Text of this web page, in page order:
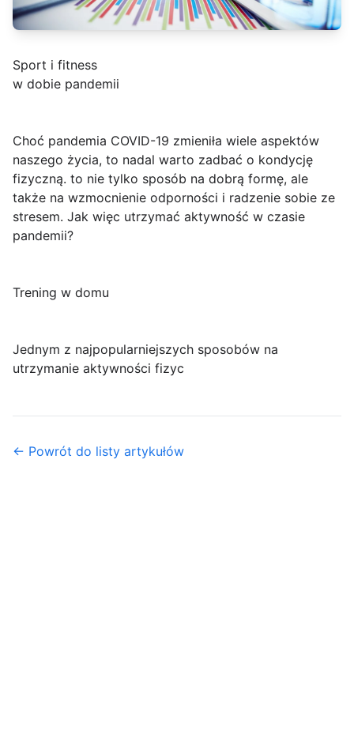
Sport i fitness
w dobie pandemii
Choć pandemia COVID-19 zmieniła wiele aspektów
naszego życia, to nadal warto zadbać o kondycję
fizyczną. to nie tylko sposób na dobrą formę, ale
także na wzmocnienie odporności i radzenie sobie ze
stresem. Jak więc utrzymać aktywność w czasie
pandemii?
Trening w domu
Jednym z najpopularniejszych sposobów na
utrzymanie aktywności fizyc
← Powrót do listy artykułów